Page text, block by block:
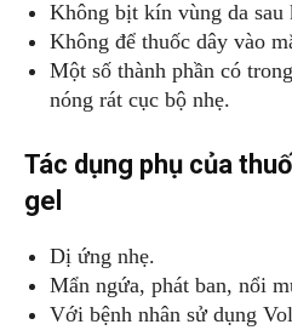
Không bịt kín vùng da sau
Không để thuốc dây vào
Một số thành phần có
nóng rát cục bộ nhẹ.
Tác dụng phụ của
gel
Dị ứng nhẹ.
Mẩn ngứa, phát ban, nổi
Với bệnh nhân sử dụng